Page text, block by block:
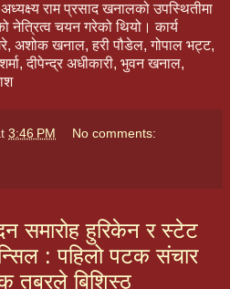
राम प्रसाद खनालको उपस्थितीमा
नेत्रित्व चयन गरेको थियो। कार्य
अशोक खनाल, हरी पौडेल, गोपाल भट्ट,
दीपेन्द्र अधीकारी, भुवन खनाल,
3:46 PM No comments:
समारोह हुरिकेन र स्टेट
: पहिलो पटक संचार
तबरले बिशिस्ठ